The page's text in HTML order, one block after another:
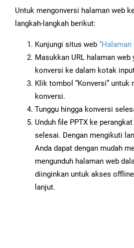
Untuk mengonversi halaman web
langkah-langkah berikut:
Kunjungi situs web “Halaman
Masukkan URL halaman web
konversi ke dalam kotak
Klik tombol “Konversi” untuk
konversi.
Tunggu hingga konversi
Unduh file PPTX ke
selesai. Dengan mengikuti
Anda dapat dengan mudah
mengunduh halaman web
diinginkan untuk akses
lanjut.